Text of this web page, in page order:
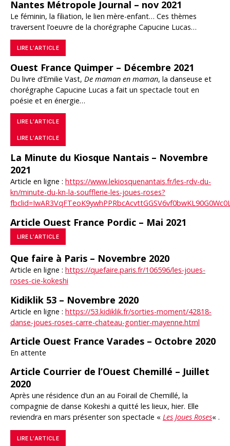
Nantes Métropole Journal – nov 2021
Le féminin, la filiation, le lien mère-enfant… Ces thèmes
traversent l’oeuvre de la chorégraphe Capucine Lucas…
LIRE L’ARTICLE
Ouest France Quimper – Décembre 2021
Du livre d’Emilie Vast, De maman en maman, la danseuse et
chorégraphe Capucine Lucas a fait un spectacle tout en
poésie et en énergie…
LIRE L’ARTICLE
LIRE L’ARTICLE
La Minute du Kiosque Nantais – Novembre
2021
Article en ligne : https://www.lekiosquenantais.fr/les-rdv-du-
kn/minute-du-kn-la-soufflerie-les-joues-roses?
Article Ouest France Pordic – Mai 2021
LIRE L’ARTICLE
Que faire à Paris – Novembre 2020
Article en ligne : https://quefaire.paris.fr/106596/les-joues-
roses-cie-kokeshi
Kidiklik 53 – Novembre 2020
Article en ligne : https://53.kidiklik.fr/sorties-moment/42818-
danse-joues-roses-carre-chateau-gontier-mayenne.html
Article Ouest France Varades – Octobre 2020
En attente
Article Courrier de l’Ouest Chemillé – Juillet
2020
Après une résidence d’un an au Foirail de Chemillé, la
compagnie de danse Kokeshi a quitté les lieux, hier. Elle
reviendra en mars présenter son spectacle « Les Joues Roses« .
LIRE L’ARTICLE